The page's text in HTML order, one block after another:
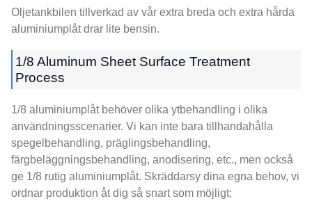
Oljetankbilen tillverkad av vår extra breda och extra hårda
aluminiumplåt drar lite bensin.
1/8 Aluminum Sheet Surface Treatment
Process
1/8 aluminiumplåt behöver olika ytbehandling i olika
användningsscenarier. Vi kan inte bara tillhandahålla
spegelbehandling, präglingsbehandling,
färgbeläggningsbehandling, anodisering, etc., men också
ge 1/8 rutig aluminiumplåt. Skräddarsy dina egna behov, vi
ordnar produktion åt dig så snart som möjligt;